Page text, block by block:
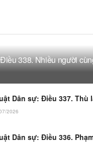
338. Nhiều người
Dân sự: Điều 337. Thù
2026
Dân sự: Điều 336.